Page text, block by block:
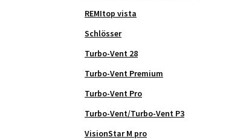
REMItop vista
Schlösser
Turbo-Vent 28
Turbo-Vent Premium
Turbo-Vent Pro
Turbo-Vent/Turbo-Vent P3
VisionStar M pro